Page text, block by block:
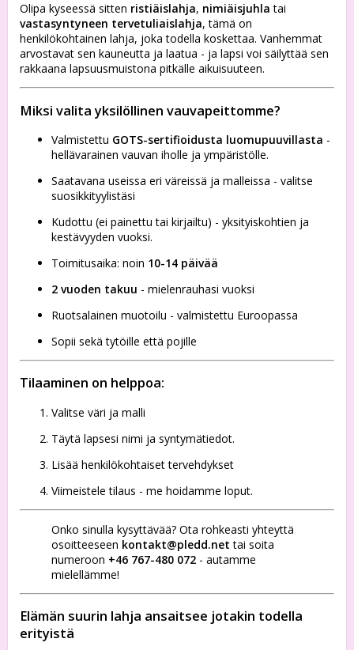
Olipa kyseessä sitten ristiäislahja, nimiäisjuhla tai
vastasyntyneen tervetuliaislahja, tämä on
henkilökohtainen lahja, joka todella koskettaa. Vanhemmat
arvostavat sen kauneutta ja laatua - ja lapsi voi säilyttää sen
rakkaana lapsuusmuistona pitkälle aikuisuuteen.
Miksi valita yksilöllinen vauvapeittomme?
Valmistettu GOTS-sertifioidusta luomupuuvillasta -
hellävarainen vauvan iholle ja ympäristölle.
Saatavana useissa eri väreissä ja malleissa - valitse
suosikkityylistäsi
Kudottu (ei painettu tai kirjailtu) - yksityiskohtien ja
kestävyyden vuoksi.
Toimitusaika: noin 10-14 päivää
2 vuoden takuu - mielenrauhasi vuoksi
Ruotsalainen muotoilu - valmistettu Euroopassa
Sopii sekä tytöille että pojille
Tilaaminen on helppoa:
Valitse väri ja malli
Täytä lapsesi nimi ja syntymätiedot.
Lisää henkilökohtaiset tervehdykset
Viimeistele tilaus - me hoidamme loput.
Onko sinulla kysyttävää? Ota rohkeasti yhteyttä
osoitteeseen kontakt@pledd.net tai soita
numeroon +46 767-480 072 - autamme
mielellämme!
Elämän suurin lahja ansaitsee jotakin todella
erityistä